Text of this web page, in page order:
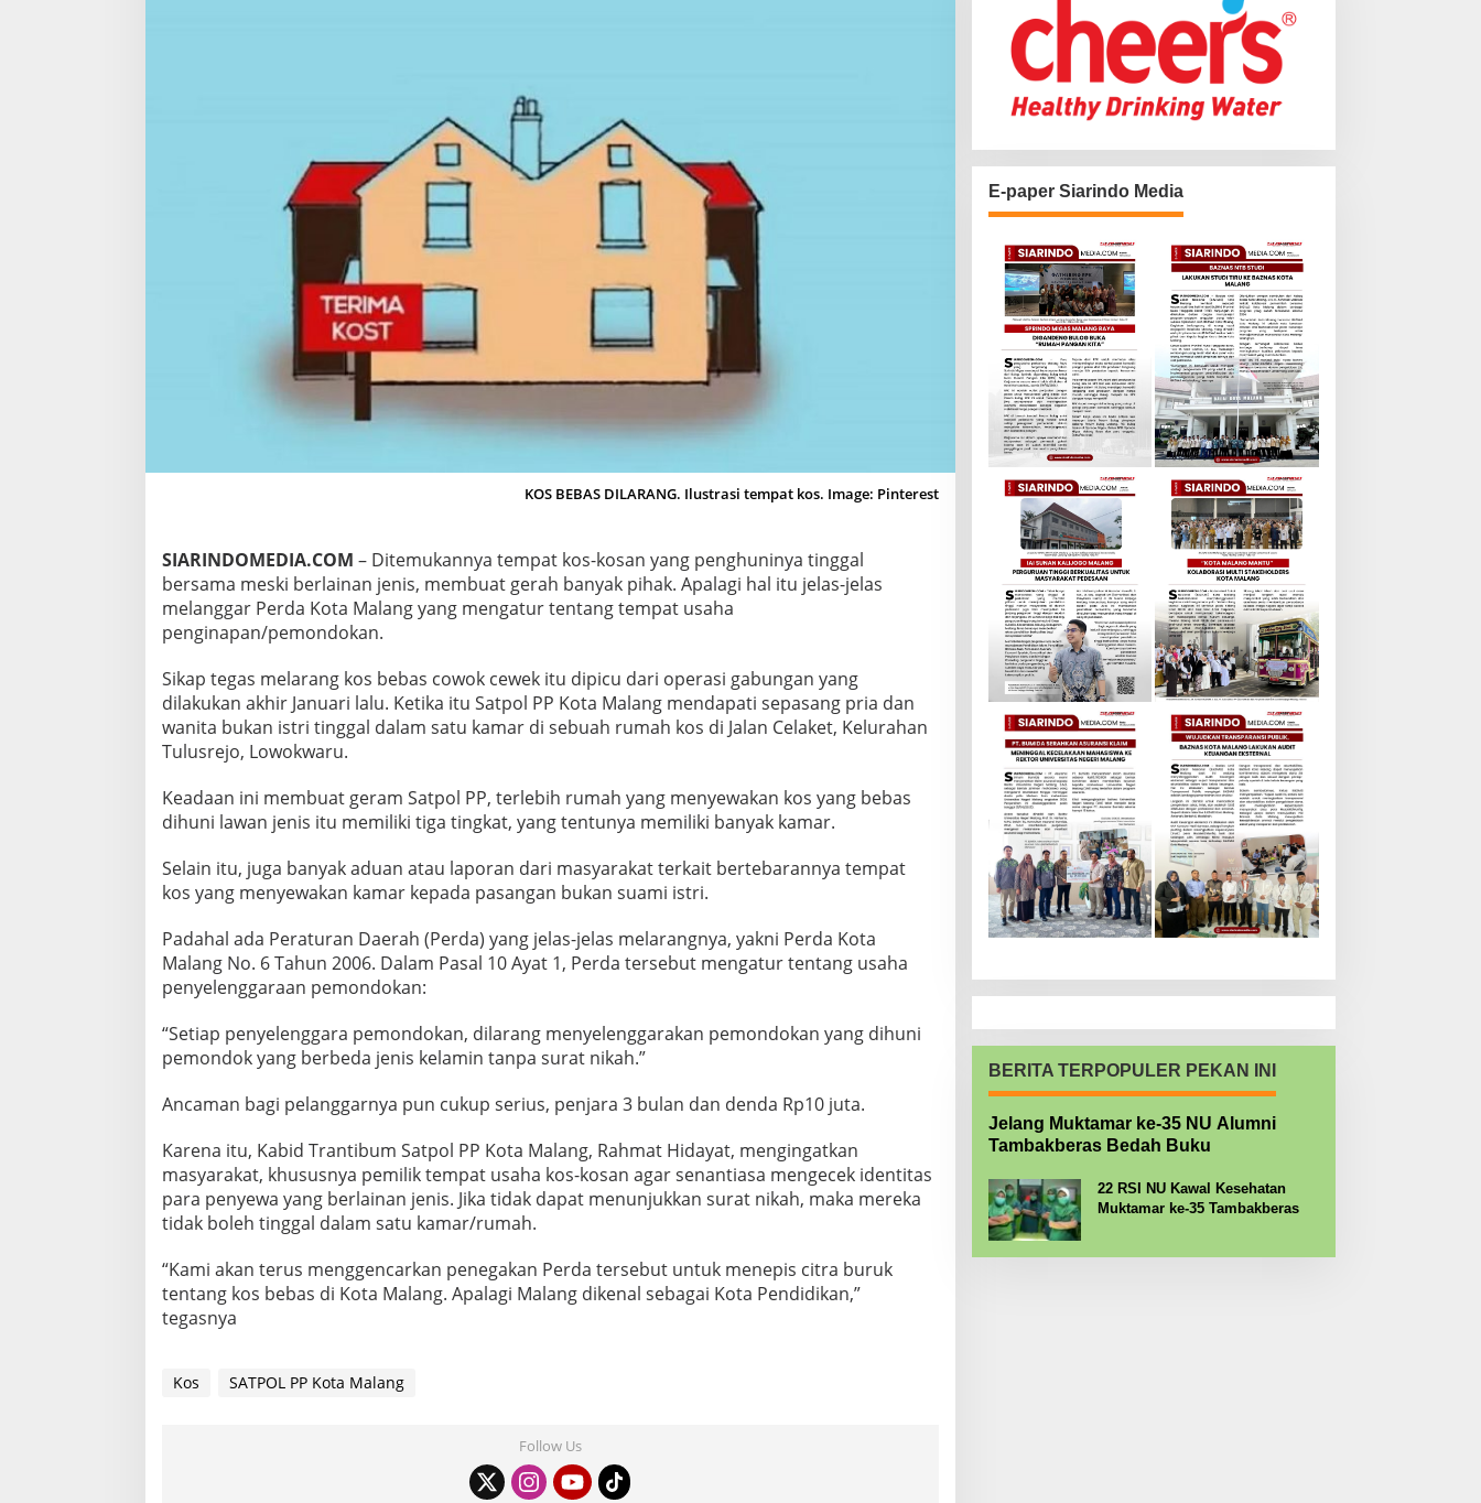
A
M
K
O
S
B
B
A
S
KOS BEBAS DILARANG. Ilustrasi tempat kos. Image: Pinterest
SIARINDOMEDIA.COM – Ditemukannya tempat kos-kosan yang penghuninya tinggal
bersama meski berlainan jenis, membuat gerah banyak pihak. Apalagi hal itu jelas-jelas
melanggar Perda Kota Malang yang mengatur tentang tempat usaha
penginapan/pemondokan.
Sikap tegas melarang kos bebas cowok cewek itu dipicu dari operasi gabungan yang
dilakukan akhir Januari lalu. Ketika itu Satpol PP Kota Malang mendapati sepasang pria dan
wanita bukan istri tinggal dalam satu kamar di sebuah rumah kos di Jalan Celaket, Kelurahan
Tulusrejo, Lowokwaru.
Keadaan ini membuat geram Satpol PP, terlebih rumah yang menyewakan kos yang bebas
dihuni lawan jenis itu memiliki tiga tingkat, yang tentunya memiliki banyak kamar.
Selain itu, juga banyak aduan atau laporan dari masyarakat terkait bertebarannya tempat
kos yang menyewakan kamar kepada pasangan bukan suami istri.
Padahal ada Peraturan Daerah (Perda) yang jelas-jelas melarangnya, yakni Perda Kota
Malang No. 6 Tahun 2006. Dalam Pasal 10 Ayat 1, Perda tersebut mengatur tentang usaha
penyelenggaraan pemondokan:
“Setiap penyelenggara pemondokan, dilarang menyelenggarakan pemondokan yang dihuni
pemondok yang berbeda jenis kelamin tanpa surat nikah.”
Ancaman bagi pelanggarnya pun cukup serius, penjara 3 bulan dan denda Rp10 juta.
Karena itu, Kabid Trantibum Satpol PP Kota Malang, Rahmat Hidayat, mengingatkan
masyarakat, khususnya pemilik tempat usaha kos-kosan agar senantiasa mengecek identitas
para penyewa yang berlainan jenis. Jika tidak dapat menunjukkan surat nikah, maka mereka
tidak boleh tinggal dalam satu kamar/rumah.
“Kami akan terus menggencarkan penegakan Perda tersebut untuk menepis citra buruk
tentang kos bebas di Kota Malang. Apalagi Malang dikenal sebagai Kota Pendidikan,”
tegasnya
Kos SATPOL PP Kota Malang
Follow Us
E-paper Siarindo Media
BERITA TERPOPULER PEKAN INI
Jelang Muktamar ke-35 NU Alumni
Tambakberas Bedah Buku
22 RSI NU Kawal Kesehatan
Muktamar ke-35 Tambakberas